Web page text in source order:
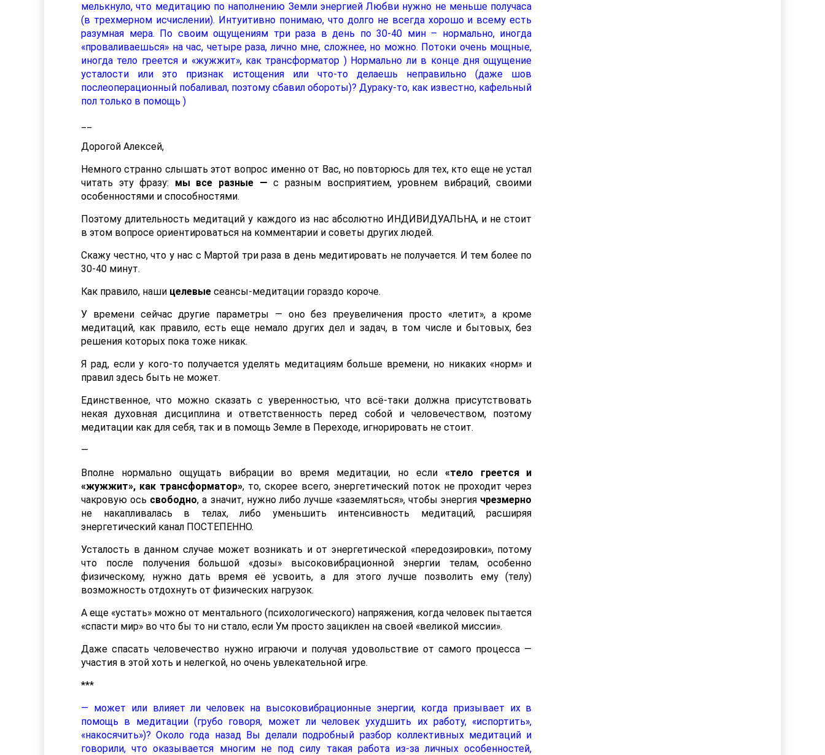
мелькнуло, что медитацию по наполнению Земли энергией Любви нужно не меньше получаса
(в трехмерном исчислении). Интуитивно понимаю, что долго не всегда хорошо и всему есть
разумная мера. По своим ощущениям три раза в день по 30-40 мин – нормально, иногда
«проваливаешься» на час, четыре раза, лично мне, сложнее, но можно. Потоки очень мощные,
иногда тело греется и «жужжит», как трансформатор ) Нормально ли в конце дня ощущение
усталости или это признак истощения или что-то делаешь неправильно (даже шов
послеоперационный побаливал, поэтому сбавил обороты)? Дураку-то, как известно, кафельный
пол только в помощь )
Дорогой Алексей,
Немного странно слышать этот вопрос именно от Вас, но повторюсь для тех, кто еще не устал
читать эту фразу: мы все разные —с разным восприятием, уровнем вибраций, своими
особенностями и способностями.
Поэтому длительность медитаций у каждого из нас абсолютно ИНДИВИДУАЛЬНА, и не стоит
в этом вопросе ориентироваться на комментарии и советы других людей.
Скажу честно, что у нас с Мартой три раза в день медитировать не получается. И тем более по
30-40 минут.
Как правило, наши целевые сеансы-медитации гораздо короче.
У времени сейчас другие параметры — оно без преувеличения просто «летит», а кроме
медитаций, как правило, есть еще немало других дел и задач, в том числе и бытовых, без
решения которых пока тоже никак.
Я рад, если у кого-то получается уделять медитациям больше времени, но никаких «норм» и
правил здесь быть не может.
Единственное, что можно сказать с уверенностью, что всё-таки должна присутствовать
некая духовная дисциплина и ответственность перед собой и человечеством, поэтому
медитации как для себя, так и в помощь Земле в Переходе, игнорировать не стоит.
—
Вполне нормально ощущать вибрации во время медитации, но если «тело греется и
«жужжит», как трансформатор», то, скорее всего, энергетический поток не проходит через
чакровую ось свободно, а значит, нужно либо лучше «заземляться», чтобы энергия чрезмерно
не накапливалась в телах, либо уменьшить интенсивность медитаций, расширяя
энергетический канал ПОСТЕПЕННО.
Усталость в данном случае может возникать и от энергетической «передозировки», потому
что после получения большой «дозы» высоковибрационной энергии телам, особенно
физическому, нужно дать время её усвоить, а для этого лучше позволить ему (телу)
возможность отдохнуть от физических нагрузок.
А еще «устать» можно от ментального (психологического) напряжения, когда человек пытается
«спасти мир» во что бы то ни стало, если Ум просто зациклен на своей «великой миссии».
Даже спасать человечество нужно играючи и получая удовольствие от самого процесса —
участия в этой хоть и нелегкой, но очень увлекательной игре.
***
— может или влияет ли человек на высоковибрационные энергии, когда призывает их в
помощь в медитации (грубо говоря, может ли человек ухудшить их работу, «испортить»,
«накосячить»)? Около года назад Вы делали подробный разбор коллективных медитаций и
говорили, что оказывается многим не под силу такая работа из-за личных особенностей,